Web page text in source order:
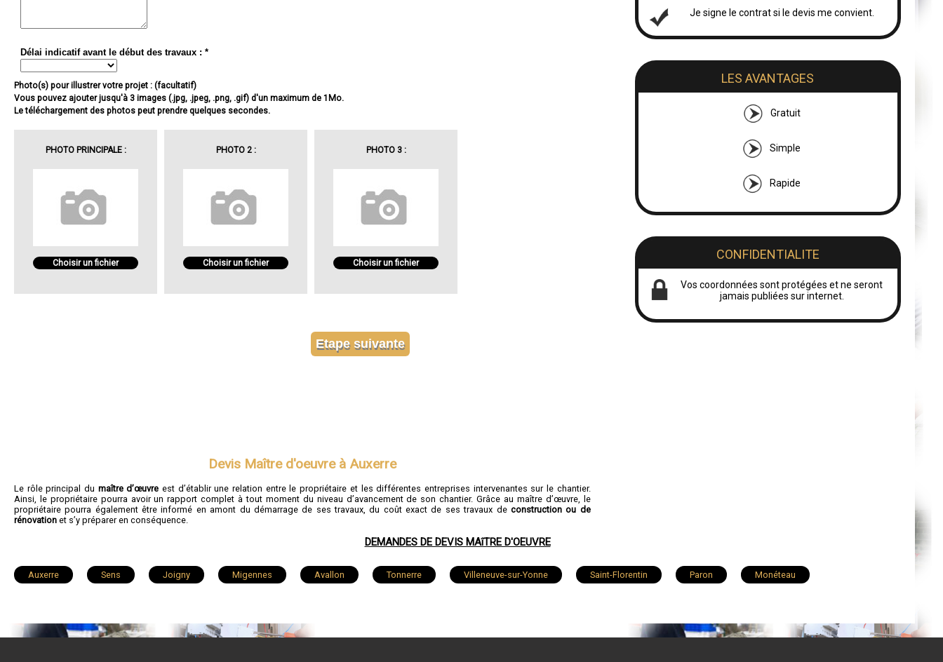
Je signe le contrat si le devis me convient.
LES AVANTAGES
Gratuit
Simple
Rapide
CONFIDENTIALITE
Vos coordonnées sont protégées et ne seront
jamais publiées sur internet.
Délai indicatif avant le début des travaux : *
Photo(s) pour illustrer votre projet : (facultatif)
Vous pouvez ajouter jusqu'à 3 images (.jpg, .jpeg, .png, .gif) d'un maximum de 1Mo.
Le téléchargement des photos peut prendre quelques secondes.
PHOTO PRINCIPALE :
Choisir un fichier
PHOTO 2 :
Choisir un fichier
PHOTO 3 :
Choisir un fichier
Devis Maître d'oeuvre à Auxerre
Le rôle principal du maître d’œuvre est d’établir une relation entre le propriétaire et les différentes entreprises intervenantes sur le chantier.
Ainsi, le propriétaire pourra avoir un rapport complet à tout moment du niveau d’avancement de son chantier. Grâce au maître d’œuvre, le
propriétaire pourra également être informé en amont du démarrage de ses travaux, du coût exact de ses travaux de construction ou de
rénovation et s’y préparer en conséquence.
DEMANDES DE DEVIS MAîTRE D'OEUVRE
Auxerre Sens Joigny Migennes Avallon Tonnerre Villeneuve-sur-Yonne Saint-Florentin Paron Monéteau
Saint-Julien-du-Sault Chablis Chevannes Champigny Héry Véron Saint-Fargeau Villeblevin Charny Gurgy Venoy